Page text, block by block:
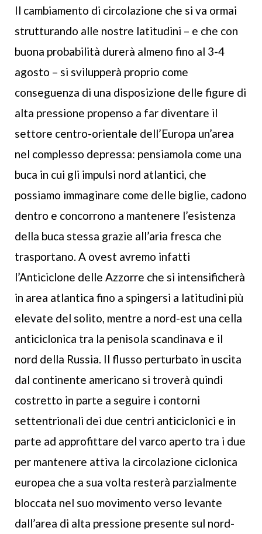
Il cambiamento di circolazione che si va ormai
strutturando alle nostre latitudini – e che con
buona probabilità durerà almeno fino al 3-4
agosto – si svilupperà proprio come
conseguenza di una disposizione delle figure di
alta pressione propenso a far diventare il
settore centro-orientale dell’Europa un’area
nel complesso depressa: pensiamola come una
buca in cui gli impulsi nord atlantici, che
possiamo immaginare come delle biglie, cadono
dentro e concorrono a mantenere l’esistenza
della buca stessa grazie all’aria fresca che
trasportano. A ovest avremo infatti
l’Anticiclone delle Azzorre che si intensificherà
in area atlantica fino a spingersi a latitudini più
elevate del solito, mentre a nord-est una cella
anticiclonica tra la penisola scandinava e il
nord della Russia. Il flusso perturbato in uscita
dal continente americano si troverà quindi
costretto in parte a seguire i contorni
settentrionali dei due centri anticiclonici e in
parte ad approfittare del varco aperto tra i due
per mantenere attiva la circolazione ciclonica
europea che a sua volta resterà parzialmente
bloccata nel suo movimento verso levante
dall’area di alta pressione presente sul nord-